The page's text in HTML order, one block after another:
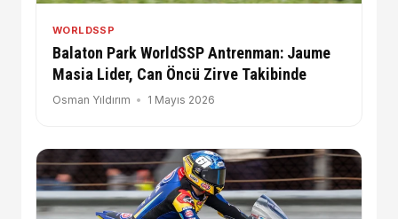
WORLDSSP
Balaton Park WorldSSP Antrenman: Jaume
Masia Lider, Can Öncü Zirve Takibinde
Osman Yıldırım 1 Mayıs 2026